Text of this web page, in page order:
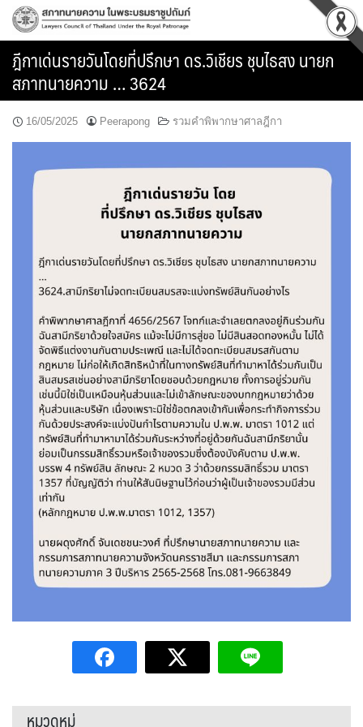
Skip
content
ฎีกาเด่นรายวันโดยที่ปรึกษา ดร.วิเชียร ชุบไธสง นายก
สภาทนายความ … 3624
16/05/2025 Peerapong รวมคำพิพากษาศาลฎีกา
หมวดหมู่